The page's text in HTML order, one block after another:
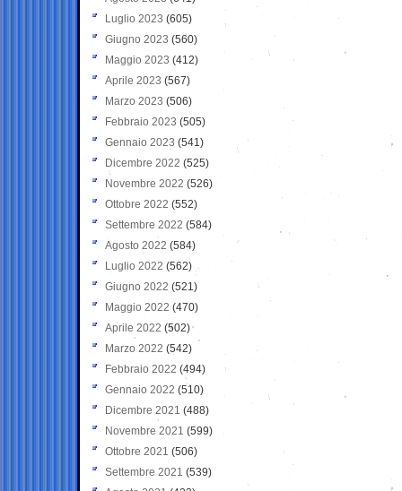
Luglio 2023 (605)
Giugno 2023 (560)
Maggio 2023 (412)
Aprile 2023 (567)
Marzo 2023 (506)
Febbraio 2023 (505)
Gennaio 2023 (541)
Dicembre 2022 (525)
Novembre 2022 (526)
Ottobre 2022 (552)
Settembre 2022 (584)
Agosto 2022 (584)
Luglio 2022 (562)
Giugno 2022 (521)
Maggio 2022 (470)
Aprile 2022 (502)
Marzo 2022 (542)
Febbraio 2022 (494)
Gennaio 2022 (510)
Dicembre 2021 (488)
Novembre 2021 (599)
Ottobre 2021 (506)
Settembre 2021 (539)